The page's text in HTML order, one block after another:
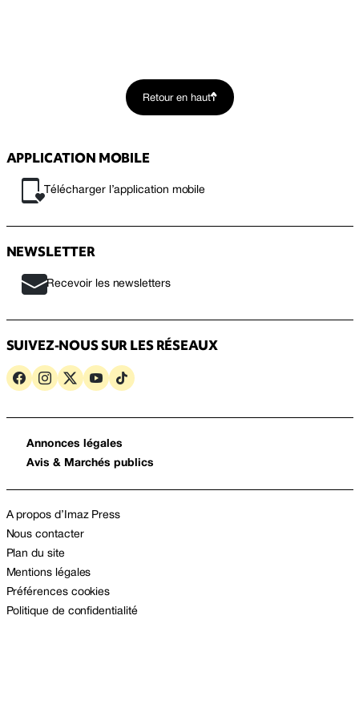
Retour en haut
APPLICATION MOBILE
Télécharger l’application mobile
NEWSLETTER
Recevoir les newsletters
SUIVEZ-NOUS SUR LES RÉSEAUX
Annonces légales
Avis & Marchés publics
A propos d’Imaz Press
Nous contacter
Plan du site
Mentions légales
Préférences cookies
Politique de confidentialité